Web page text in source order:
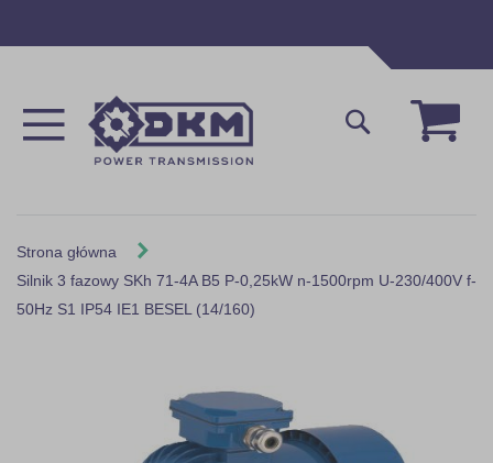
Mój
Szukaj
Strona główna
Silnik 3 fazowy SKh 71-4A B5 P-0,25kW n-1500rpm U-230/400V f-
50Hz S1 IP54 IE1 BESEL (14/160)